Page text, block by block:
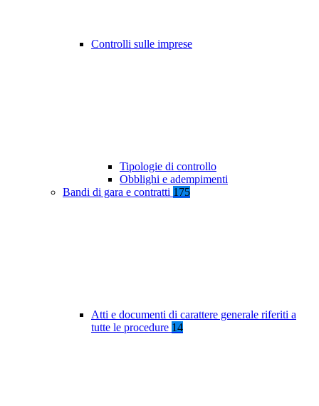
Controlli sulle imprese
Tipologie di controllo
Obblighi e adempimenti
Bandi di gara e contratti 175
Atti e documenti di carattere generale riferiti a
tutte le procedure 14